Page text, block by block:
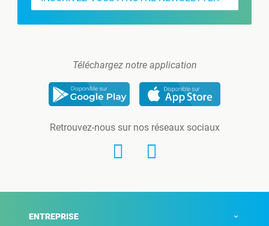
Téléchargez notre application
Retrouvez-nous sur nos réseaux sociaux
ENTREPRISE